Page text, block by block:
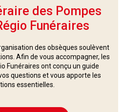
des Pompes
Funéraires
des obsèques soulèvent
Afin de vous accompagner, les
Funéraires ont conçu un guide
questions et vous apporte les
essentielles.